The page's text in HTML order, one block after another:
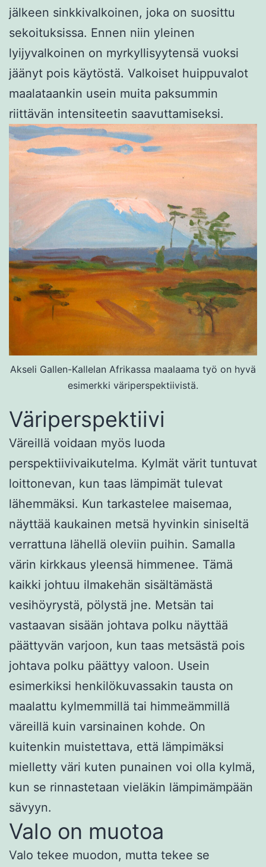
jälkeen sinkkivalkoinen, joka on suosittu
sekoituksissa. Ennen niin yleinen
lyijyvalkoinen on myrkyllisyytensä vuoksi
jäänyt pois käytöstä. Valkoiset huippuvalot
maalataankin usein muita paksummin
riittävän intensiteetin saavuttamiseksi.
Akseli Gallen-Kallelan Afrikassa maalaama työ on hyvä
esimerkki väriperspektiivistä.
Väriperspektiivi
Väreillä voidaan myös luoda
perspektiivivaikutelma. Kylmät värit tuntuvat
loittonevan, kun taas lämpimät tulevat
lähemmäksi. Kun tarkastelee maisemaa,
näyttää kaukainen metsä hyvinkin siniseltä
verrattuna lähellä oleviin puihin. Samalla
värin kirkkaus yleensä himmenee. Tämä
kaikki johtuu ilmakehän sisältämästä
vesihöyrystä, pölystä jne. Metsän tai
vastaavan sisään johtava polku näyttää
päättyvän varjoon, kun taas metsästä pois
johtava polku päättyy valoon. Usein
esimerkiksi henkilökuvassakin tausta on
maalattu kylmemmillä tai himmeämmillä
väreillä kuin varsinainen kohde. On
kuitenkin muistettava, että lämpimäksi
mielletty väri kuten punainen voi olla kylmä,
kun se rinnastetaan vieläkin lämpimämpään
sävyyn.
Valo on muotoa
Valo tekee muodon, mutta tekee se